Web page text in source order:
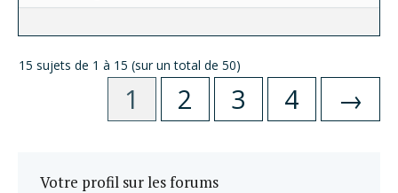
15 sujets de 1 à 15 (sur un total de 50)
1 2 3 4 →
Votre profil sur les forums